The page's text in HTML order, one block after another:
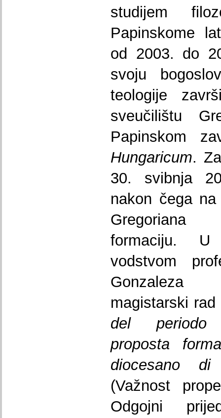
studijem
Papinskome
od 2003. do
svoju
teologije
sveučilištu
Papinskom
Hungaricum.
30. svibnja
nakon čega
Gregoriana
formaciju.
vodstvom
Gonzaleza
magistarski
del periodo
proposta
diocesano
(Važnost
Odgojni